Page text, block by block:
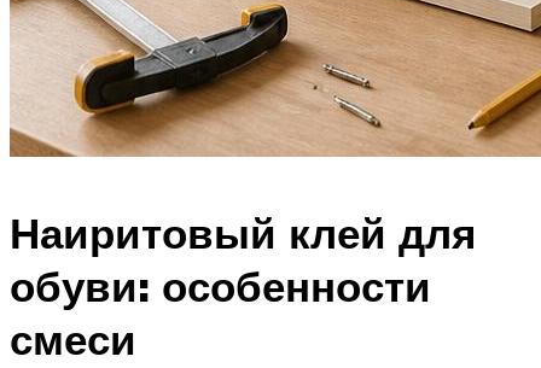
Наиритовый клей для
обуви: особенности
смеси